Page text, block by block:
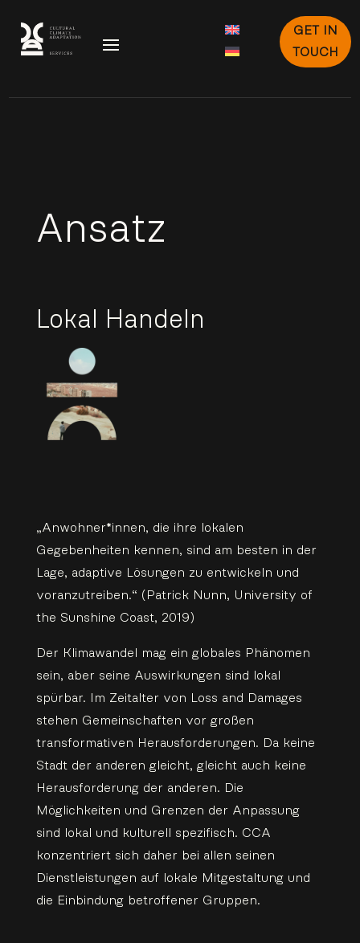
GET IN
TOUCH
Ansatz
Lokal Handeln
„Anwohner*innen, die ihre lokalen
Gegebenheiten kennen, sind am besten in der
Lage, adaptive Lösungen zu entwickeln und
voranzutreiben.“ (Patrick Nunn, University of
the Sunshine Coast, 2019)
Der Klimawandel mag ein globales Phänomen
sein, aber seine Auswirkungen sind lokal
spürbar. Im Zeitalter von Loss and Damages
stehen Gemeinschaften vor großen
transformativen Herausforderungen. Da keine
Stadt der anderen gleicht, gleicht auch keine
Herausforderung der anderen. Die
Möglichkeiten und Grenzen der Anpassung
sind lokal und kulturell spezifisch. CCA
konzentriert sich daher bei allen seinen
Dienstleistungen auf lokale Mitgestaltung und
die Einbindung betroffener Gruppen.